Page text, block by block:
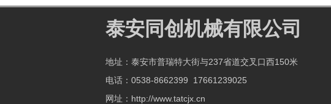
泰安同创机械有限公司
地址：泰安市普瑞特大街与237省道交叉口西150米
电话：0538-8662399 17661239025
网址：http://www.tatcjx.cn